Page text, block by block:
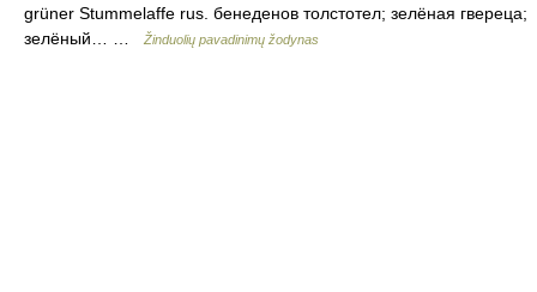
grüner Stummelaffe rus. бенеденов толстотел; зелёная гвереца;
зелёный… …
Žinduolių pavadinimų žodynas